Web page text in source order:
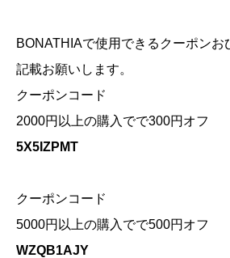
BONATHIAで使用できるクーポンお
記載お願いします。
クーポンコード
2000円以上の購入でで300円オフ
5X5IZPMT
クーポンコード
5000円以上の購入でで500円オフ
WZQB1AJY